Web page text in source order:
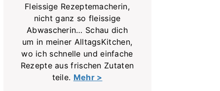
Fleissige Rezeptemacherin,
nicht ganz so fleissige
Abwascherin… Schau dich
um in meiner AlltagsKitchen,
wo ich schnelle und einfache
Rezepte aus frischen Zutaten
teile. Mehr >